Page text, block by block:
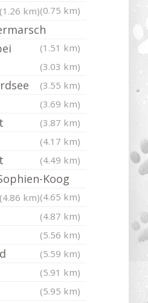
(0.75 km)
(1.26 km)
(1.51 km)
(3.03 km)
(3.55 km)
(3.69 km)
(3.87 km)
(4.17 km)
(4.49 km)
Koog
(4.65 km)
(4.86 km)
(4.87 km)
(5.56 km)
(5.59 km)
(5.91 km)
(5.95 km)